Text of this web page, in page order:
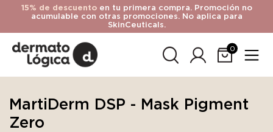
15% de descuentoen tu primera compra. Promoción no
acumulable con otras promociones. No aplica para
SkinCeuticals.
0
MartiDerm DSP - Mask Pigment
Zero